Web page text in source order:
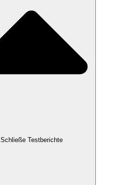
Schließe Testberichte